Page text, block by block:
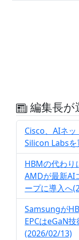
編集長が
Cisco、AIネ
Silicon Labs
HBMの代わり
AMDが最新AI
ープに導入へ
Samsungが
EPCはeGaN
(2026/02/13)